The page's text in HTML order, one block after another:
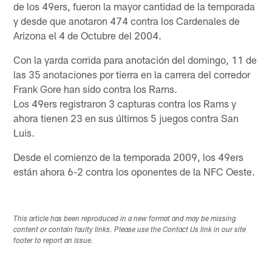
de los 49ers, fueron la mayor cantidad de la temporada
y desde que anotaron 474 contra los Cardenales de
Arizona el 4 de Octubre del 2004.
Con la yarda corrida para anotación del domingo, 11 de
las 35 anotaciones por tierra en la carrera del corredor
Frank Gore han sido contra los Rams.
Los 49ers registraron 3 capturas contra los Rams y
ahora tienen 23 en sus últimos 5 juegos contra San
Luis.
Desde el comienzo de la temporada 2009, los 49ers
están ahora 6-2 contra los oponentes de la NFC Oeste.
This article has been reproduced in a new format and may be missing
content or contain faulty links. Please use the Contact Us link in our site
footer to report an issue.